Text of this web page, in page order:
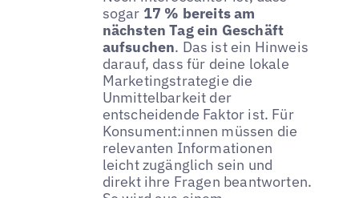
sogar 17 % bereits am
nächsten Tag ein Geschäft
aufsuchen. Das ist ein Hinweis
darauf, dass für deine lokale
Marketingstrategie die
Unmittelbarkeit der
entscheidende Faktor ist. Für
Konsument:innen müssen die
relevanten Informationen
leicht zugänglich sein und
direkt ihre Fragen beantworten.